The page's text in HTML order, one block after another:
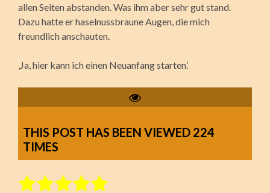
allen Seiten abstanden. Was ihm aber sehr gut stand.
Dazu hatte er haselnussbraune Augen, die mich
freundlich anschauten.
‚Ja, hier kann ich einen Neuanfang starten.‘
THIS POST HAS BEEN VIEWED 224
TIMES
Rate this item: